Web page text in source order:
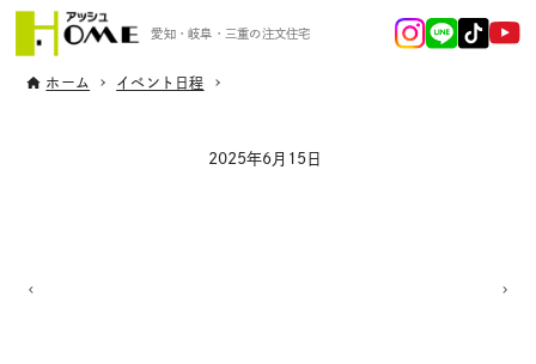
愛知・岐阜・三重の注文住宅
ホーム イベント日程
2025年6月15日